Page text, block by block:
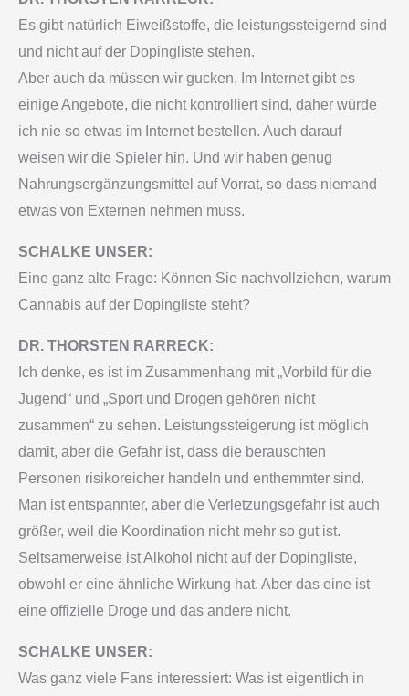
Es gibt natürlich Eiweißstoffe, die leistungssteigernd sind
und nicht auf der Dopingliste stehen.
Aber auch da müssen wir gucken. Im Internet gibt es
einige Angebote, die nicht kontrolliert sind, daher würde
ich nie so etwas im Internet bestellen. Auch darauf
weisen wir die Spieler hin. Und wir haben genug
Nahrungsergänzungsmittel auf Vorrat, so dass niemand
etwas von Externen nehmen muss.
SCHALKE UNSER:
Eine ganz alte Frage: Können Sie nachvollziehen, warum
Cannabis auf der Dopingliste steht?
DR. THORSTEN RARRECK:
Ich denke, es ist im Zusammenhang mit „Vorbild für die
Jugend“ und „Sport und Drogen gehören nicht
zusammen“ zu sehen. Leistungssteigerung ist möglich
damit, aber die Gefahr ist, dass die berauschten
Personen risikoreicher handeln und enthemmter sind.
Man ist entspannter, aber die Verletzungsgefahr ist auch
größer, weil die Koordination nicht mehr so gut ist.
Seltsamerweise ist Alkohol nicht auf der Dopingliste,
obwohl er eine ähnliche Wirkung hat. Aber das eine ist
eine offizielle Droge und das andere nicht.
SCHALKE UNSER:
Was ganz viele Fans interessiert: Was ist eigentlich in